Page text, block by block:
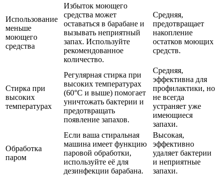
Использование
меньше
моющего
средства
Избыток моющего
средства может
оставаться в барабане и
вызывать неприятный
запах. Используйте
рекомендованное
количество.
Средняя,
предотвращает
накопление
остатков моющих
средств.
Стирка при
высоких
температурах
Регулярная стирка при
высоких температурах
(60°C и выше) помогает
уничтожать бактерии и
предотвращать
появление запахов.
Средняя,
эффективна для
профилактики, но
не всегда
устраняет уже
имеющиеся
запахи.
Обработка
паром
Если ваша стиральная
машина имеет функцию
паровой обработки,
используйте её для
дезинфекции барабана.
Высокая,
эффективно
удаляет бактерии
и неприятные
запахи.